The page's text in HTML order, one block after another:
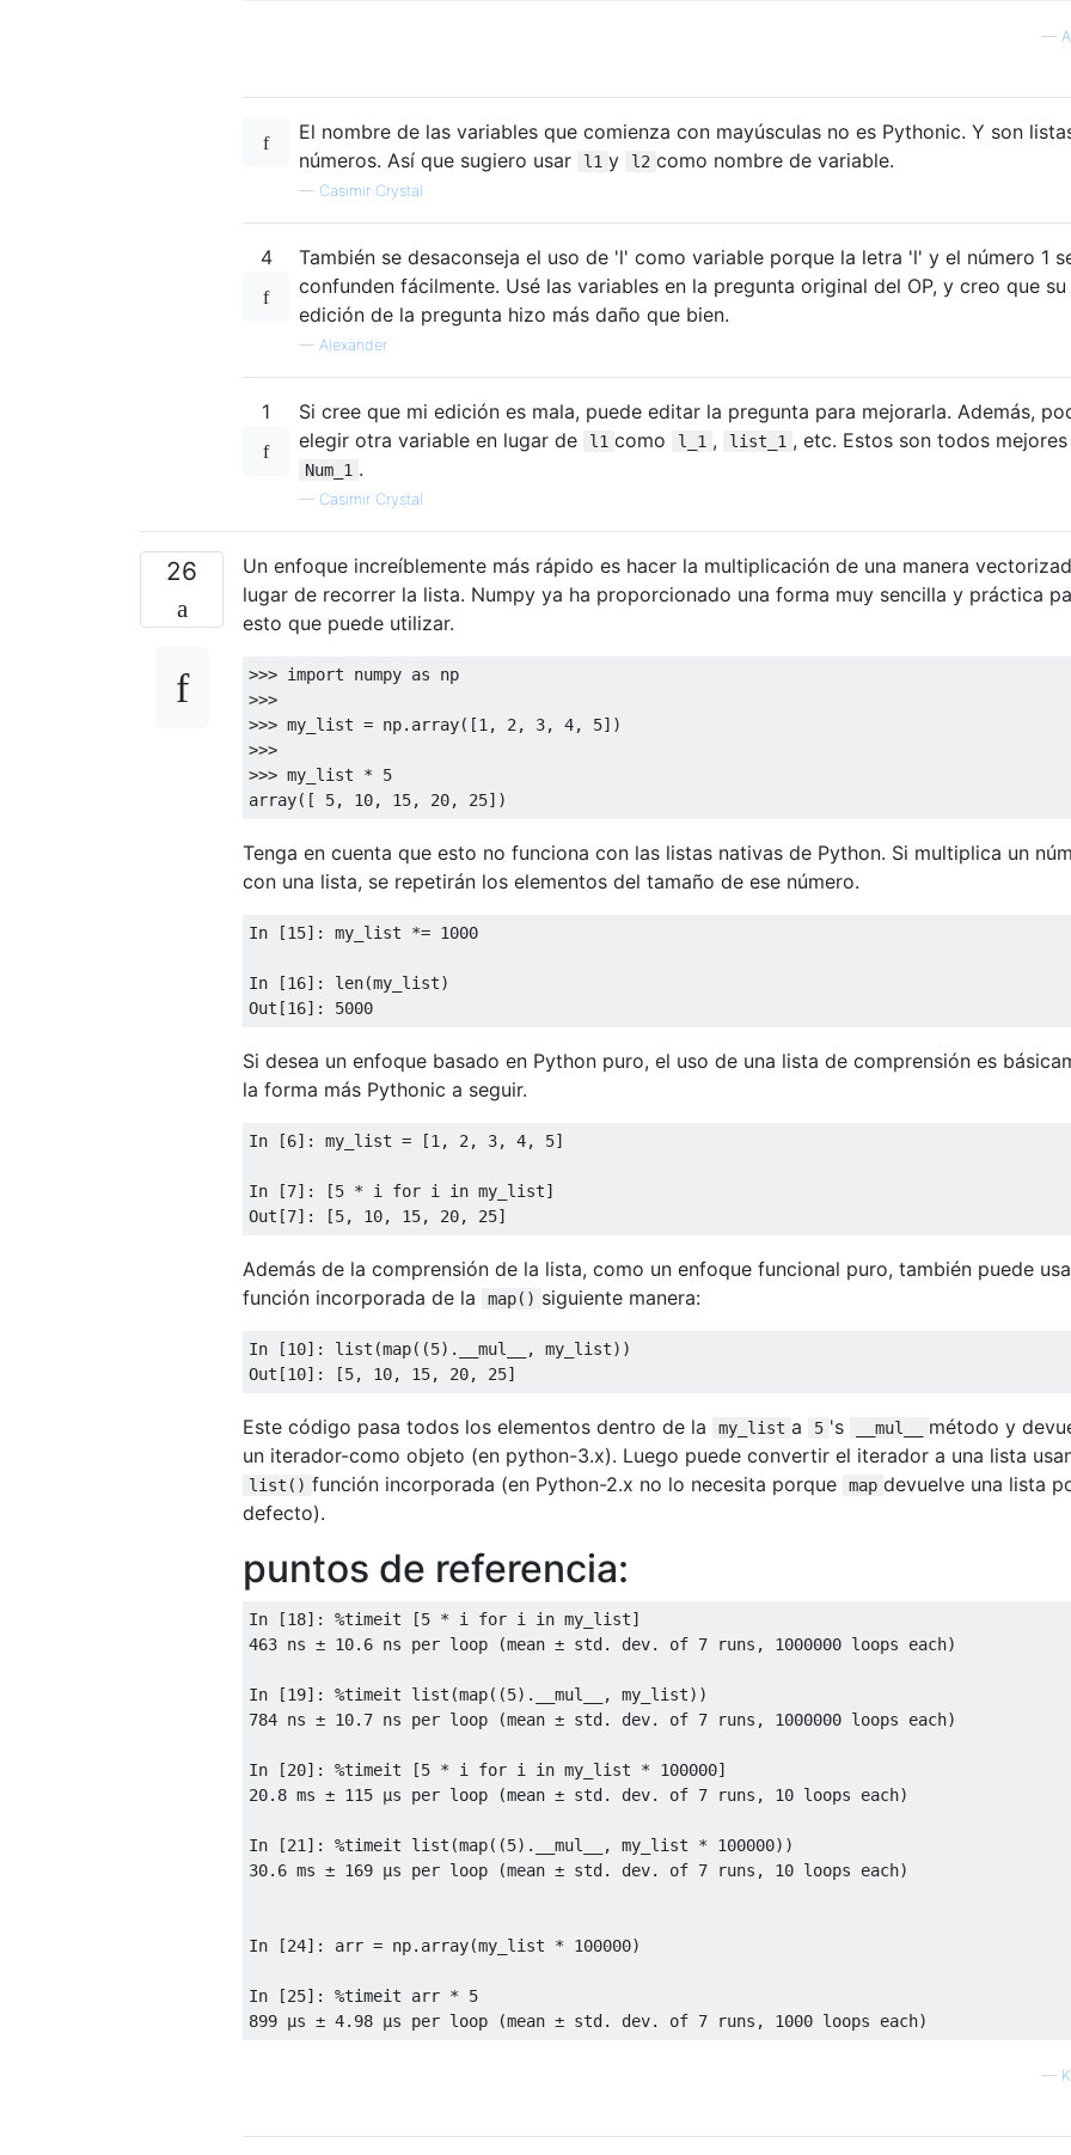
—
El nombre de las variables que comienza con mayúsculas no es Pythonic. Y son
números. Así que sugiero usar
l1 y l2 como nombre de variable.
— Casimir Crystal
4
También se desaconseja el uso de 'l' como variable porque la letra 'l' y el número 1
confunden fácilmente. Usé las variables en la pregunta original del OP, y creo que su
edición de la pregunta hizo más daño que bien.
— Alexander
1
Si cree que mi edición es mala, puede editar la pregunta para mejorarla. Además,
elegir otra variable en lugar de
l1 como l_1 , list_1 , etc. Estos son todos
Num_1 .
— Casimir Crystal
26
Un enfoque increíblemente más rápido es hacer la multiplicación de una manera
lugar de recorrer la lista. Numpy ya ha proporcionado una forma muy sencilla y práctica
esto que puede utilizar.
>>> import numpy as
>>>
>>> my_list = np.array([1 , 2 , 3, 4, 5
>>>
>>> my_list * 5
array([ 5, 10, 15, 20, 25
Tenga en cuenta que esto no funciona con las listas nativas de Python. Si multiplica un
con una lista, se repetirán los elementos del tamaño de ese número.
In [15]: my_list *= 1000
In [16]: len(my_list)
Out[16]: 5000
Si desea un enfoque basado en Python puro, el uso de una lista de comprensión es
la forma más Pythonic a seguir.
In [6]: my_list = [1 , 2 , 3, 4, 5]
In [7]: [5 * i for i in my_list]
Out[7]: [5, 10, 15, 20, 25
Además de la comprensión de la lista, como un enfoque funcional puro, también puede
función incorporada de la
map() siguiente manera:
In [10]: list(map((5).__mul__, my_list))
Out[10]: [5, 10, 15, 20, 25
Este código pasa todos los elementos dentro de la my_list a 5 's __mul__
método y
un iterador-como objeto (en python-3.x). Luego puede convertir el iterador a una lista
list() función incorporada (en Python-2.x no lo necesita porque map devuelve una lista
defecto).
puntos de referencia:
In [18]: %timeit [5 * i for i in
463 ns ± 10.6 ns per loop (mean ± std. dev. of 7 runs, 1000000 loops each)
In [19]: %timeit list(map((5
784 ns ± 10.7 ns per loop (mean ± std. dev. of 7 runs, 1000000 loops each)
In [20]: %timeit [5 * i for i in my_list * 100000
20.8 ms ± 115 µs per loop (mean ± std. dev. of 7 runs, 10 loops each)
In [21 ]: %timeit list(map((5).__mul__, my_list * 100000
30.6 ms ± 169 µs per loop (mean ± std. dev. of 7 runs, 10 loops each)
In [24]: arr = np.array(my_list * 100000)
In [25]: %timeit arr * 5
899 µs ± 4.98 µs per loop (mean ± std. dev. of 7 runs, 1000
—